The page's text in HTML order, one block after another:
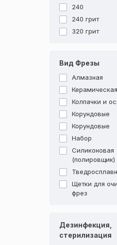
240
240 грит
320 грит
Вид Фрезы
Алмазная
Керамическая
Колпачки и
Корундовые
Корундовые
Набор
Силиконовая
(полировщик)
Щетки для
фрез
Дезинфекция,
стерилизация